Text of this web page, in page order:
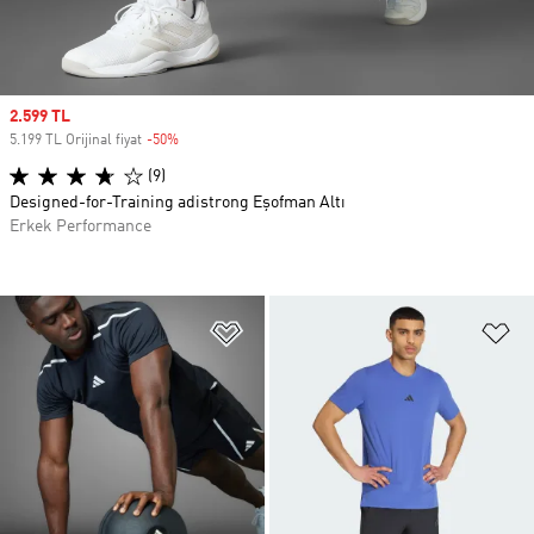
Favori Listesine Ekle
Sale price
2.599 TL
5.199 TL Orijinal fiyat -50%
(9)
Designed-for-Training adistrong Eşofman Altı
Erkek Performance